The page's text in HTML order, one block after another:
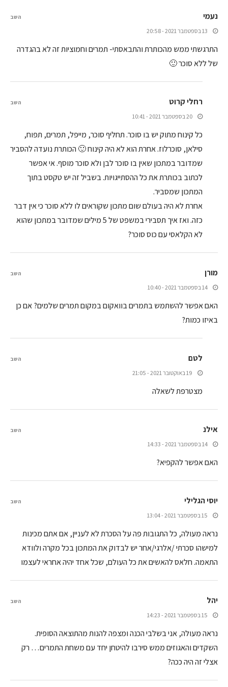
נעמי
13 בספטמבר 2021 - 20:58
התרגשתי ממש מהכותרת והתבאסתי- תמרים וחמוציות זה לא בהגדרה
של ללא סוכר 🙂
השב
רחלי קרוט
20 בספטמבר 2021 - 10:41
כל קינוח מתוק יש בו סוכר. תחליף סוכר, מייפל, תמרים, תפוח,
סילאן, סוכרלוז. אחרת הוא לא היה קינוח 🙂 הכותרת נועדה להסביר
שמדובר במתכון שאין בו סוכר לבן ולא סוכר מוסף. אי אפשר
לכתוב בכותרת את כל ההסתייגויות. בשביל זה יש טקסט בתוך
המתכון שמסביר.
אחרת לא היה בעולם שום מתכון שקוראים לו ללא סוכר כי אין דבר
כזה. ואז איך תסבירי במשפט של 5 מילים שמדובר במתכון שהוא
לא הקלאסי עם כוס סוכר?
השב
מורן
14 בספטמבר 2021 - 10:40
האם אפשר להשתמש בתמרים בוואקום במקום תמרים שלמים? אם כן
באיזו כמות?
השב
לטם
19 באוקטובר 2021 - 21:05
מצטרפת לשאלה
השב
אילנ
14 בספטמבר 2021 - 14:33
האם אפשר להקפיא?
השב
יוסי הגלילי
15 בספטמבר 2021 - 13:04
נראה מעולה, כל התגובות פה על הסכרת לא לעניין, אם אתם מכינות
למישהו סכרתי /אלרגי/אחר יש לבדוק את המתכון בכל מקרה ולוודא
התאמה. חלאס להאשים את כל העולם, שכל אחד יהיה אחראי לעצמו
השב
יהל
15 בספטמבר 2021 - 14:23
נראה מעולה, אני בשלבי הכנה ומצפה להנות מהתוצאה הסופית.
השקדים והאגוזים ממש סירבו להיטחן יחד עם משחת התמרים… רק
אצלי זה היה ככה?
השב